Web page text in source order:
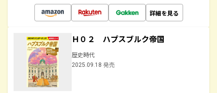
詳細を見る
Ｈ０２ ハプスブルク帝国
歴史時代
2025.09.18 発売